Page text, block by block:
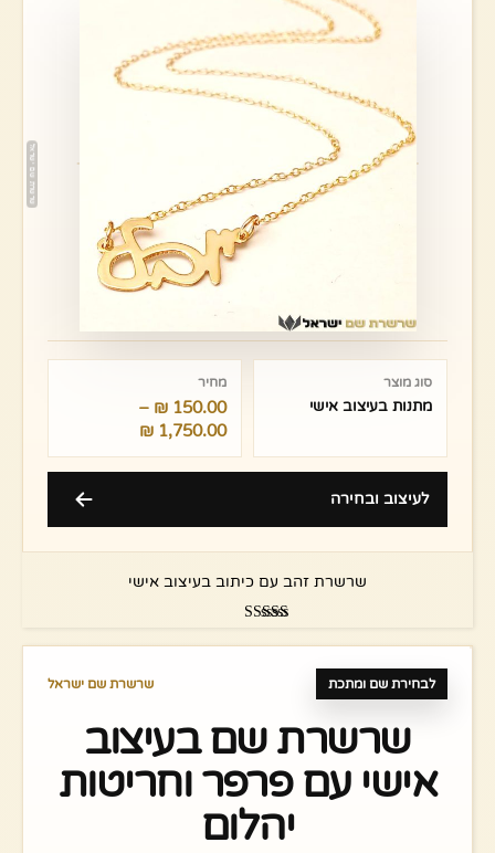
סוג מוצר
מתנות בעיצוב אישי
מחיר
150.00
₪
–
1,750.00
₪
לעיצוב ובחירה
שרשרת זהב עם כיתוב בעיצוב אישי
5.00
לבחירת שם ומתכת שרשרת שם ישראל
שרשרת שם בעיצוב
אישי עם פרפר וחריטות
יהלום